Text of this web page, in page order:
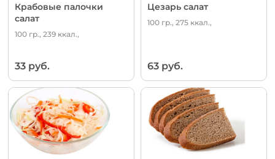
Крабовые палочки
салат
100 гр., 239 ккал.,
33 руб.
Цезарь салат
100 гр., 275 ккал.,
63 руб.